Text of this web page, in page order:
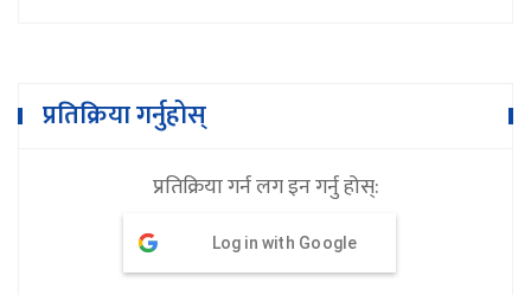
प्रतिक्रिया गर्नुहोस्
प्रतिक्रिया गर्न लग इन गर्नु होस्:
Log in with Google